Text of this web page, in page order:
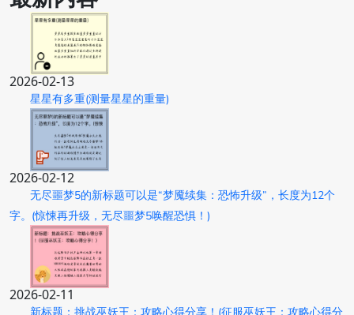
2026-02-13
星星有多重(测量星星的重量)
2026-02-12
无尽噩梦5的新标题可以是“梦魇续集：恐怖升级”，长度为12个
字。(惊悚再升级，无尽噩梦5唤醒恐惧！)
2026-02-11